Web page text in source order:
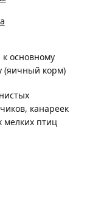
к основному
(яичный корм)
канареек
мелких птиц